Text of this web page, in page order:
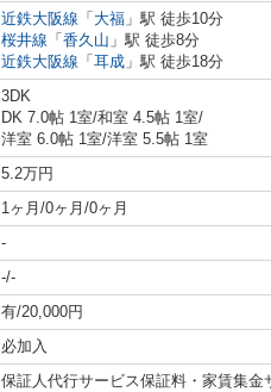
近鉄大阪線 「 大福 」駅 徒歩10分
桜井線 「 香久山 」駅 徒歩8分
近鉄大阪線 「 耳成 」駅 徒歩18分
3DK
DK 7.0帖 1室/和室 4.5帖 1室/
洋室 6.0帖 1室/洋室 5.5帖 1室
5.2万円
1ヶ月/0ヶ月/0ヶ月
-
-/-
有/20,000円
必加入
保証人代行サービス保証料・家賃集金